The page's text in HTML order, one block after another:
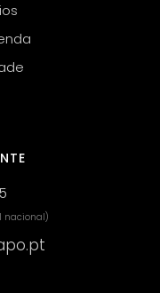
nacional)